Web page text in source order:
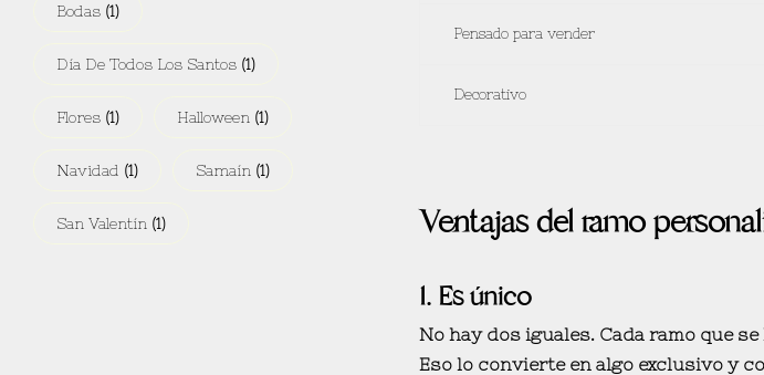
Bodas (1)
Día De Todos Los Santos (1)
Flores (1) Halloween (1)
Navidad (1) Samaín (1)
San Valentín (1)
Pensado para vender
Decorativo
Ventajas del ramo
1. Es único
No hay dos iguales. Cada ramo que
Eso lo convierte en algo exclusivo y